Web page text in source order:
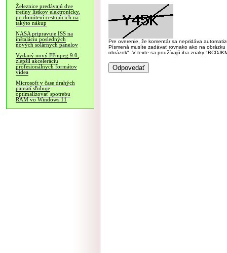
Železnice predávajú dve
tretiny lístkov elektronicky,
po donútení cestujúcich na
takýto nákup
NASA pripravuje ISS na
inštaláciu posledných
nových solárnych panelov
Vydaný nový FFmpeg 9.0,
zlepšil akceleráciu
profesionálnych formátov
videa
Microsoft v čase drahých
pamätí sľubuje
optimalizovať spotrebu
RAM vo Windows 11
Pre overenie, že komentár sa nepridáva
Písmená musíte zadávať rovnako ako na
obrázok". V texte sa používajú iba znaky